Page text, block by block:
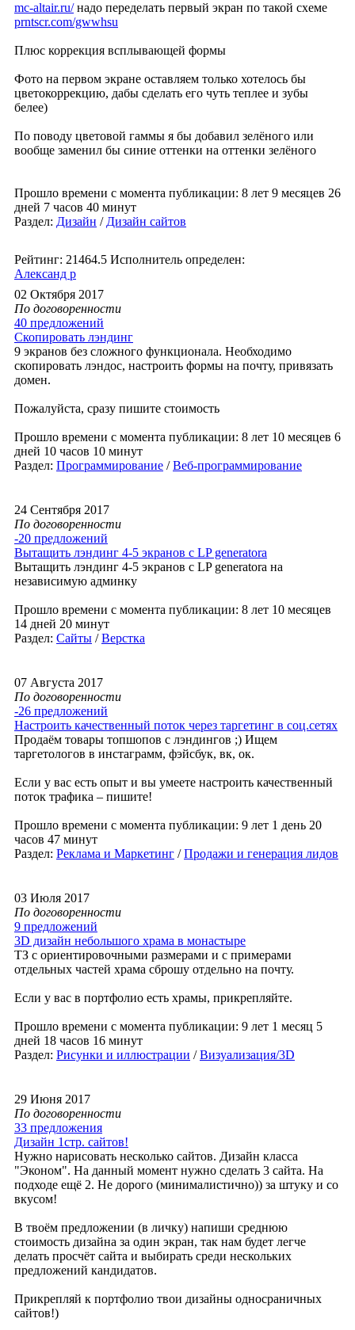
mc-altair.ru/надо переделать первый экран по такой схеме
prntscr.com/gwwhsu
Плюс коррекция всплывающей формы
Фото на первом экране оставляем только хотелось бы
цветокоррекцию, дабы сделать его чуть теплее и зубы
белее)
По поводу цветовой гаммы я бы добавил зелёного или
вообще заменил бы синие оттенки на оттенки зелёного
Прошло времени с момента публикации: 8 лет 9 месяцев 26
дней 7 часов 40 минут
Раздел: Дизайн / Дизайн сайтов
Рейтинг: 21464.5 Исполнитель определен:
Александ р
02 Октября 2017
По договоренности
40 предложений
Скопировать лэндинг
9 экранов без сложного функционала. Необходимо
скопировать лэндос, настроить формы на почту, привязать
домен.
Пожалуйста, сразу пишите стоимость
Прошло времени с момента публикации: 8 лет 10 месяцев 6
дней 10 часов 10 минут
Раздел: Программирование /Веб-программирование
24 Сентября 2017
По договоренности
-20 предложений
Вытащить лэндинг 4-5 экранов с LP generatora
Вытащить лэндинг 4-5 экранов с LP generatora на
независимую админку
Прошло времени с момента публикации: 8 лет 10 месяцев
14 дней 20 минут
Раздел: Сайты /Верстка
07 Августа 2017
По договоренности
-26 предложений
Настроить качественный поток через таргетинг в соц.сетях
Продаём товары топшопов с лэндингов ;) Ищем
таргетологов в инстаграмм, фэйсбук, вк, ок.
Если у вас есть опыт и вы умеете настроить качественный
поток трафика – пишите!
Прошло времени с момента публикации: 9 лет 1 день 20
часов 47 минут
Раздел: Реклама и Маркетинг /Продажи и генерация лидов
03 Июля 2017
По договоренности
9 предложений
3D дизайн небольшого храма в монастыре
ТЗ с ориентировочными размерами и с примерами
отдельных частей храма сброшу отдельно на почту.
Если у вас в портфолио есть храмы, прикрепляйте.
Прошло времени с момента публикации: 9 лет 1 месяц 5
дней 18 часов 16 минут
Раздел: Рисунки и иллюстрации /Визуализация/3D
29 Июня 2017
По договоренности
33 предложения
Дизайн 1стр. сайтов!
Нужно нарисовать несколько сайтов. Дизайн класса
"Эконом". На данный момент нужно сделать 3 сайта. На
подходе ещё 2. Не дорого (минималистично)) за штуку и со
вкусом!
В твоём предложении (в личку) напиши среднюю
стоимость дизайна за один экран, так нам будет легче
делать просчёт сайта и выбирать среди нескольких
предложений кандидатов.
Прикрепляй к портфолио твои дизайны односраничных
сайтов!)